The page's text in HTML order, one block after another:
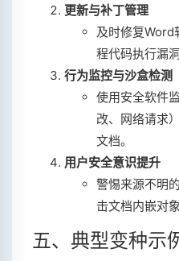
更新与补丁管理
及时修复Word
程代码执行漏
行为监控与沙盒检测
使用安全软件
改、网络请求
文档‌。
用户安全意识提升
警惕来源不明
击文档内嵌对象‌
五、典型变种示